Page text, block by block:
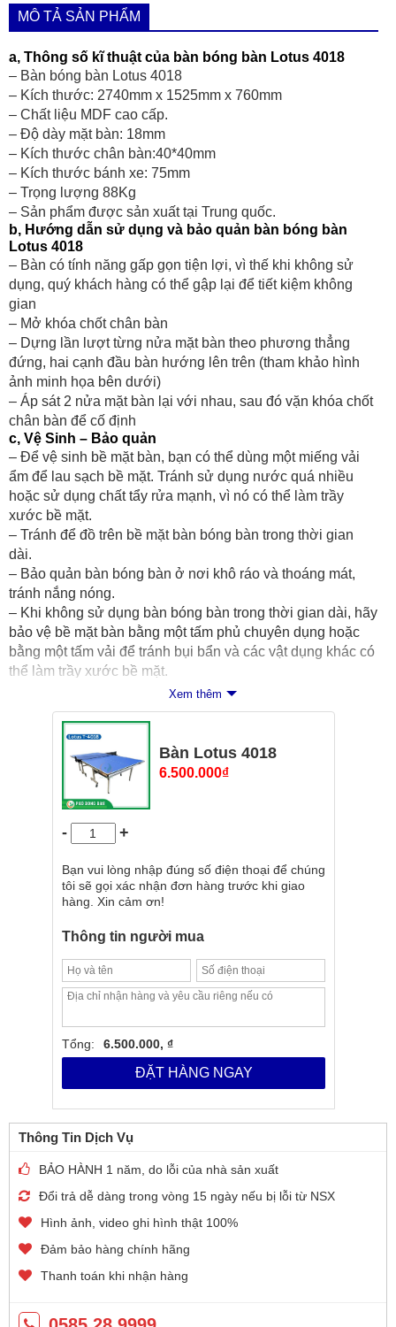
MÔ TẢ SẢN PHẨM
a, Thông số kĩ thuật của bàn bóng bàn Lotus 4018
– Bàn bóng bàn Lotus 4018
– Kích thước: 2740mm x 1525mm x 760mm
– Chất liệu MDF cao cấp.
– Độ dày mặt bàn: 18mm
– Kích thước chân bàn:40*40mm
– Kích thước bánh xe: 75mm
– Trọng lượng 88Kg
– Sản phẩm được sản xuất tại Trung quốc.
b, Hướng dẫn sử dụng và bảo quản bàn bóng bàn
Lotus 4018
– Bàn có tính năng gấp gọn tiện lợi, vì thế khi không sử
dụng, quý khách hàng có thể gập lại để tiết kiệm không
gian
– Mở khóa chốt chân bàn
– Dựng lần lượt từng nửa mặt bàn theo phương thẳng
đứng, hai cạnh đầu bàn hướng lên trên (tham khảo hình
ảnh minh họa bên dưới)
– Áp sát 2 nửa mặt bàn lại với nhau, sau đó vặn khóa chốt
chân bàn để cố định
c, Vệ Sinh – Bảo quản
– Để vệ sinh bề mặt bàn, bạn có thể dùng một miếng vải
ẩm để lau sạch bề mặt. Tránh sử dụng nước quá nhiều
hoặc sử dụng chất tẩy rửa mạnh, vì nó có thể làm trầy
xước bề mặt.
– Tránh để đồ trên bề mặt bàn bóng bàn trong thời gian
dài.
– Bảo quản bàn bóng bàn ở nơi khô ráo và thoáng mát,
tránh nắng nóng.
– Khi không sử dụng bàn bóng bàn trong thời gian dài, hãy
bảo vệ bề mặt bàn bằng một tấm phủ chuyên dụng hoặc
bằng một tấm vải để tránh bụi bẩn và các vật dụng khác có
thể làm trầy xước bề mặt.
Cam kết 100% hàng chính hãng – Phố Bóng Bàn
Phố bóng bàn là 1 trong những đơn vị cung cấp bóng bàn hàng hàng
như hàng mới hơn 20 thương hiệu đang kinh doanh, hàng cũ xách tay
Nhật, Châu âu, sửa chữa cốt vợt, tư vấn lắp đặt thiết kế cửa hàng,
clb… Hiện nay chúng tôi đã có 4 cửa hàng trong đó 3 tại Hà nội và 1 tại
những sản phẩm tốt hơn cùng với đó là chất lượng dịch vụ ngày càng
được nâng cao.
_________________________
Https://Phobongban.vn
#CN1_Hà_nội: Ngõ 199/3 số 22 Trần Quốc Hoàn, Cầu giấy
(0906.601988)
(0785.601988)
Xem thêm
Bàn Lotus 4018
6.500.000₫
- +
Bạn vui lòng nhập đúng số điện thoại để chúng
tôi sẽ gọi xác nhận đơn hàng trước khi giao
hàng. Xin cảm ơn!
Thông tin người mua
Tổng: 6.500.000, ₫
ĐẶT HÀNG NGAY
Thông Tin Dịch Vụ
BẢO HÀNH 1 năm, do lỗi của nhà sản xuất
Đổi trả dễ dàng trong vòng 15 ngày nếu bị lỗi từ NSX
Hình ảnh, video ghi hình thật 100%
Đảm bảo hàng chính hãng
Thanh toán khi nhận hàng